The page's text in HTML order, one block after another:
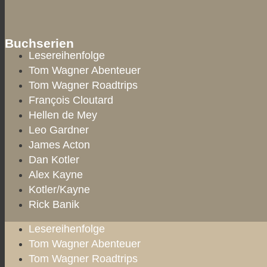
Buchserien
Lesereihenfolge
Tom Wagner Abenteuer
Tom Wagner Roadtrips
François Cloutard
Hellen de Mey
Leo Gardner
James Acton
Dan Kotler
Alex Kayne
Kotler/Kayne
Rick Banik
Lesereihenfolge
Tom Wagner Abenteuer
Tom Wagner Roadtrips